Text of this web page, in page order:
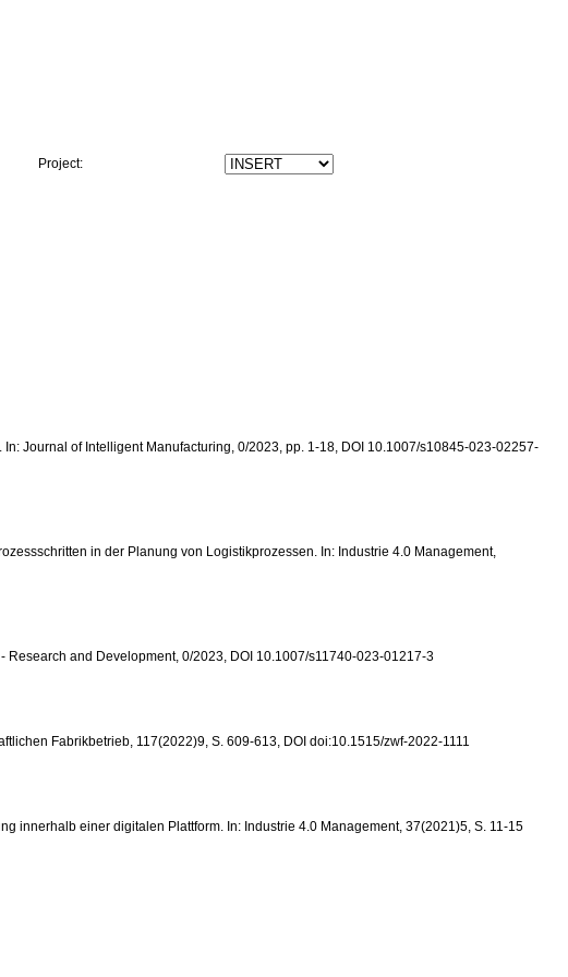
Project:
Journal of Intelligent Manufacturing, 0/2023, pp. 1-18, DOI 10.1007/s10845-023-02257-
in der Planung von Logistikprozessen. In: Industrie 4.0 Management,
and Development, 0/2023, DOI 10.1007/s11740-023-01217-3
Fabrikbetrieb, 117(2022)9, S. 609-613, DOI doi:10.1515/zwf-2022-1111
innerhalb einer digitalen Plattform. In: Industrie 4.0 Management, 37(2021)5, S. 11-15